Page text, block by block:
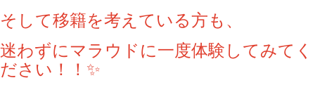
そして移籍を考えている方も、
迷わずにマラウドに一度体験してみてく
ださい！！✨